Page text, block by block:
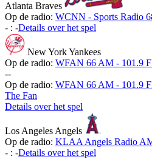
Atlanta Braves
Op de radio: WCNN - Sports Radio
- : -Details over het spel
New York Yankees
Op de radio: WFAN 66 AM - 101.9
--
Op de radio: WFAN 66 AM - 101.9
The Fan
Details over het spel
Los Angeles Angels
Op de radio: KLAA Angels Radio
- : -Details over het spel